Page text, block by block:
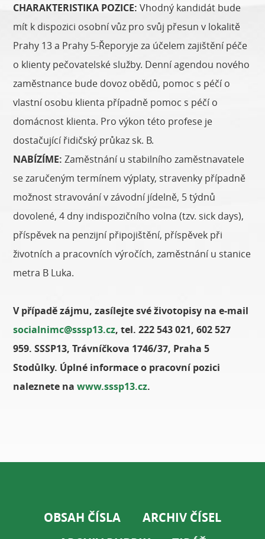
CHARAKTERISTIKA POZICE: Vhodný kandidát bude
mít k dispozici osobní vůz pro svůj přesun v lokalitě
Prahy 13 a Prahy 5-Řeporyje za účelem zajištění péče
o klienty pečovatelské služby. Denní agendou nového
zaměstnance bude dovoz obědů, pomoc s péčí o
vlastní osobu klienta případně pomoc s péčí o
domácnost klienta. Pro výkon této profese je
dostačující řidičský průkaz sk. B.
NABÍZÍME:Zaměstnání u stabilního zaměstnavatele
se zaručeným termínem výplaty, stravenky případně
možnost stravování v závodní jídelně, 5 týdnů
dovolené, 4 dny indispozičního volna (tzv. sick days),
příspěvek na penzijní připojištění, příspěvek při
životních a pracovních výročích, zaměstnání u stanice
metra B Luka.
V případě zájmu, zasílejte své životopisy na e-mail
socialnimc@sssp13.cz, tel. 222 543 021, 602 527
959. SSSP13, Trávníčkova 1746/37, Praha 5
Stodůlky. Úplné informace o pracovní pozici
naleznete nawww.sssp13.cz.
OBSAH ČÍSLA
ARCHIV ČÍSEL